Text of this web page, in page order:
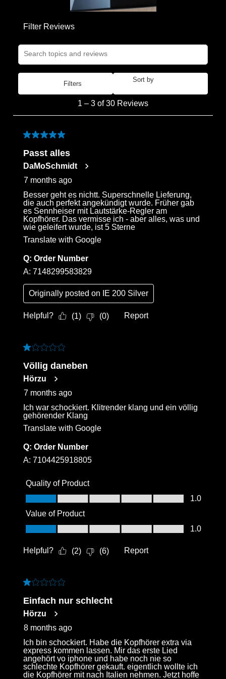
Filter Reviews
Search topics and reviews search region
Filters
Sort by
Reviews
1 – 3 of 30 Reviews
5 out of 5 stars.
Passt alles
DaMoSchmidt
7 months ago
Besser geht es nichtt. Superschnelle Lieferung,
die auch perfekt angekündigt wurde. Früher gab
es Sennheiser mit Lautstärke-Regler am
Kopfhörer. Das vermisse ich - aber alles, was und
wie geleifert wurde, ist 5 Sterne
Translate with Google
Q: Order Number
A: 7148299583829
Originally posted on IE 200 Silver
Helpful? (1) (0) Report
1 out of 5 stars.
Völlig daneben
Hörzu
7 months ago
Ich war schockiert. Klitrender klang und ein völlig
gehörender Klang
Translate with Google
Q: Order Number
A: 7104425918805
Quality of Product
Quality of Product, 1.0 out of 5
1.0
Value of Product
Value of Product, 1.0 out of 5
1.0
Helpful? (2) (6) Report
1 out of 5 stars.
Einfach nur schlecht
Hörzu
8 months ago
Ich bin schockiert. Habe die Kopfhörer extra via
express kommen lassen. Mir das erste Lied
angehört vo iphone und habe noch nie so
schlechte Kopfhörer gekauft. eigentlich wollte ich
die Kopfhörer mit nach Italien nehmen. Jetzt hoffe